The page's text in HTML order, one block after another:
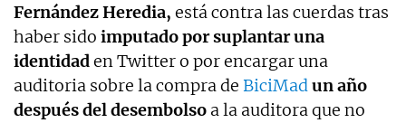
Fernández Heredia, está contra las cuerdas tras
haber sido imputado por suplantar una
identidaden Twitter o por encargar una
auditoria sobre la compra de BiciMadun año
después del desembolso a la auditora que no